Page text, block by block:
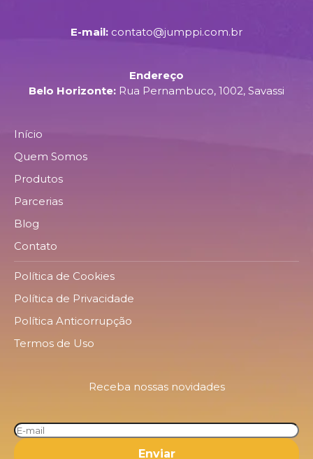
E-mail: contato@jumppi.com.br
Endereço
Belo Horizonte: Rua Pernambuco, 1002, Savassi
Início
Quem Somos
Produtos
Parcerias
Blog
Contato
Política de Cookies
Política de Privacidade
Política Anticorrupção
Termos de Uso
Receba nossas novidades